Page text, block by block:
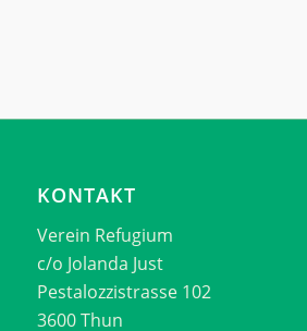
KONTAKT
Verein Refugium
c/o Jolanda Just
Pestalozzistrasse 102
3600 Thun